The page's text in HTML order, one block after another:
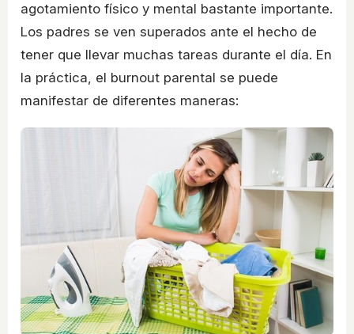
agotamiento físico y mental bastante importante.
Los padres se ven superados ante el hecho de
tener que llevar muchas tareas durante el día. En
la práctica, el burnout parental se puede
manifestar de diferentes maneras: